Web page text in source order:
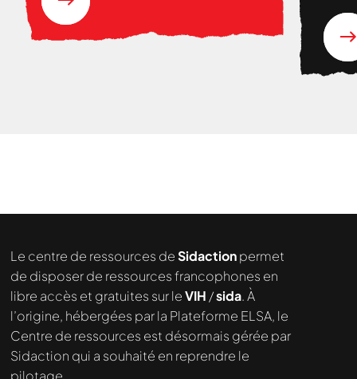
Le centre de ressources deSidactionpermet
de disposer de ressources francophones en
libre accès et gratuites sur leVIH /sida. À
l’origine, hébergées par la Plateforme ELSA, le
Centre de ressources est désormais gérée par
Sidaction qui a souhaité en reprendre le
pilotage.